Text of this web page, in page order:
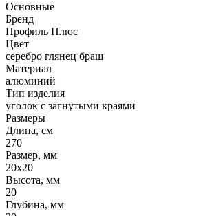
Основные
Бренд
Профиль Плюс
Цвет
серебро глянец браш
Материал
алюминий
Тип изделия
уголок с загнутыми краями
Размеры
Длина, см
270
Размер, мм
20х20
Высота, мм
20
Глубина, мм